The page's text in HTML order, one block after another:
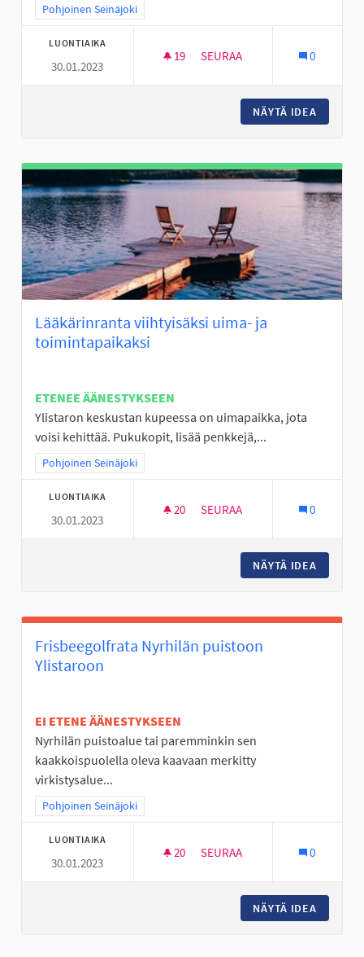
Rajaa tulokset teeman mukaan: Pohjoinen Seinäjoki
Pohjoinen Seinäjoki
LUONTIAIKA
30.01.2023
19 19 SEURAAJAA
SEURAA 0
NÄYTÄ IDEA
Lääkärinranta viihtyisäksi uima- ja
toimintapaikaksi
ETENEE ÄÄNESTYKSEEN
Ylistaron keskustan kupeessa on uimapaikka, jota
voisi kehittää. Pukukopit, lisää penkkejä,...
Rajaa tulokset teeman mukaan: Pohjoinen Seinäjoki
Pohjoinen Seinäjoki
LUONTIAIKA
30.01.2023
20 20 SEURAAJAA
SEURAA 0
NÄYTÄ IDEA
Frisbeegolfrata Nyrhilän puistoon
Ylistaroon
EI ETENE ÄÄNESTYKSEEN
Nyrhilän puistoalue tai paremminkin sen
kaakkoispuolella oleva kaavaan merkitty
virkistysalue...
Rajaa tulokset teeman mukaan: Pohjoinen Seinäjoki
Pohjoinen Seinäjoki
LUONTIAIKA
30.01.2023
20 20 SEURAAJAA
SEURAA 0
NÄYTÄ IDEA